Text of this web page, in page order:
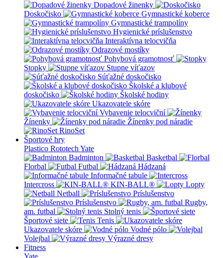
Dopadové žinenky
Doskočisko
Gymnastické koberce
Gymnastické trampolíny
Hygienické príslušenstvo
Interaktívna telocvičňa
Odrazové mostíky
Pohybová gramotnosť
Stopky
Stupne víťazov
Súťažné doskočisko
Školské a klubové
doskočisko
Školské hodiny
Ukazovatele skóre
Vybavenie telocviční
Žínenky
Žínenky pod náradie
RinoSet
Športové hry
Plastico Rototech Yate
Badminton
Basketbal
Florbal
Futbal
Hádzaná
Informačné tabule
Intercross
KIN-BALL®
Lopty
Netball
Príslušenstvo
Príslušenstvo
Rugby,
am. futbal
Stolný tenis
Športové siete
Tenis
Ukazovatele skóre
Vodné pólo
Volejbal
Výrazné dresy
Fitness
Yate